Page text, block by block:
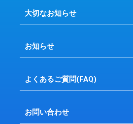
大切なお知らせ
お知らせ
よくあるご質問(FAQ)
お問い合わせ